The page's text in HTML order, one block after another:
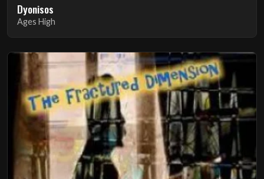
Dyonisos
Ages High